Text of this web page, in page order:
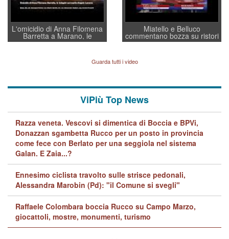
L'omicidio di Anna Filomena
Barretta a Marano, le
indagini dei carabinieri di
quelle di... Barbara D'Urso
Miatello e Belluco
commentano bozza su ristori
BPVi e Veneto Banca
Guarda tutti i video
ViPiù Top News
Razza veneta. Vescovi si dimentica di Boccia e BPVi,
Donazzan sgambetta Rucco per un posto in provincia
come fece con Berlato per una seggiola nel sistema
Galan. E Zaia...?
Ennesimo ciclista travolto sulle strisce pedonali,
Alessandra Marobin (Pd): "il Comune si svegli"
Raffaele Colombara boccia Rucco su Campo Marzo,
giocattoli, mostre, monumenti, turismo